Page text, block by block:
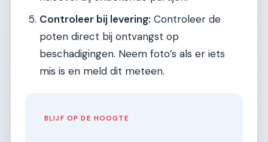
Controleer bij levering: Controleer de
poten direct bij ontvangst op
beschadigingen. Neem foto’s als er iets
mis is en meld dit meteen.
BLIJF OP DE HOOGTE